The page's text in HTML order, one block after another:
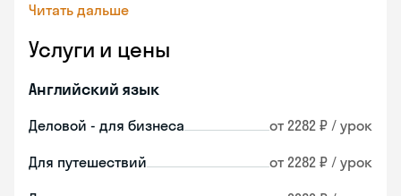
Читать дальше
Услуги и цены
Английский язык
Деловой - для бизнеса от 2282 ₽ / урок
Для путешествий от 2282 ₽ / урок